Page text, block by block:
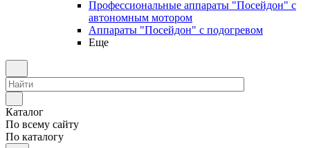
Профессиональные аппараты "Посейдон" с
автономным мотором
Аппараты "Посейдон" с подогревом
Еще
Каталог
По всему сайту
По каталогу